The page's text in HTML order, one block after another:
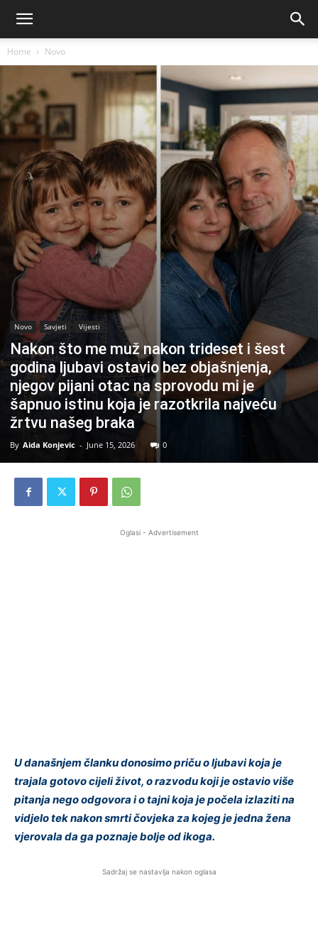
Home Novo
Novo Savjeti Vijesti
Nakon što me muž nakon trideset i šest
godina ljubavi ostavio bez objašnjenja,
njegov pijani otac na sprovodu mi je
šapnuo istinu koja je razotkrila najveću
žrtvu našeg braka
By Aida Konjevic - June 15, 2026 0
Oglasi - Advertisement
U današnjem članku donosimo priču o ljubavi koja je
trajala gotovo cijeli život, o razvodu koji je ostavio više
pitanja nego odgovora i o tajni koja je počela izlaziti na
vidjelo tek nakon smrti čovjeka za kojeg je jedna žena
vjerovala da ga poznaje bolje od ikoga.
Sadržaj se nastavlja nakon oglasa